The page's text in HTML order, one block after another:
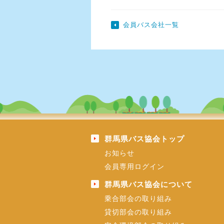
会員バス会社一覧
群馬県バス協会トップ
お知らせ
会員専用ログイン
群馬県バス協会について
乗合部会の取り組み
貸切部会の取り組み